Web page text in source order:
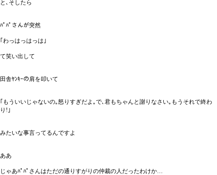
と､そしたら
ﾊﾟﾊﾟさんが突然
｢わっはっはっは｣
て笑い出して
田舎ﾔﾝｷｰの肩を叩いて
｢もういいじゃないの｡怒りすぎだよ｡で､君もちゃんと謝りなさい｡もうそれで終わ
り!｣
みたいな事言ってるんですよ
ああ
じゃあﾊﾟﾊﾟさんはただの通りすがりの仲裁の人だったわけか…